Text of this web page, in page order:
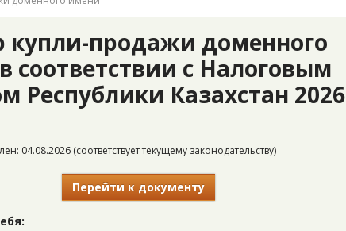
купли-продажи доменного
соответствии с Налоговым
Республики Казахстан 2026
04.08.2026 (соответствует текущему законодательству)
Перейти к документу